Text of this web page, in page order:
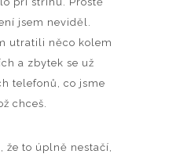
jsem neviděl.
utratili něco kolem
a zbytek se už
telefonů, co jsme
chceš.
že to úplně nestačí,